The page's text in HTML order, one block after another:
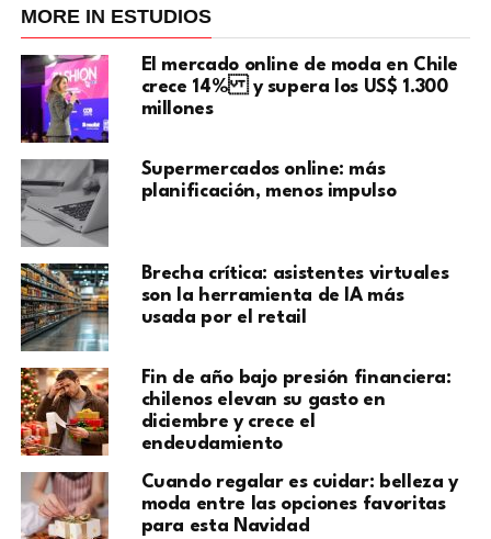
MORE IN ESTUDIOS
El mercado online de moda en Chile
crece 14% y supera los US$ 1.300
millones
Supermercados online: más
planificación, menos impulso
Brecha crítica: asistentes virtuales
son la herramienta de IA más
usada por el retail
Fin de año bajo presión financiera:
chilenos elevan su gasto en
diciembre y crece el
endeudamiento
Cuando regalar es cuidar: belleza y
moda entre las opciones favoritas
para esta Navidad